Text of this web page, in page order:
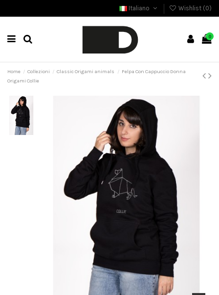
Italiano Wishlist (0)
0
Home Collezioni Classic Origami animals
Felpa Con Cappuccio Donna
Origami Collie